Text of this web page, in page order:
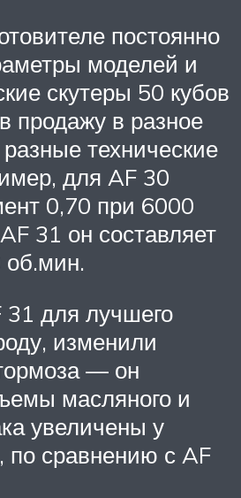
постоянно
моделей и
скутеры 50 кубов
продажу в разное
технические
для AF 30
0,70 при 6000
31 он составляет
для лучшего
изменили
— он
масляного и
увеличены у
по сравнению с AF